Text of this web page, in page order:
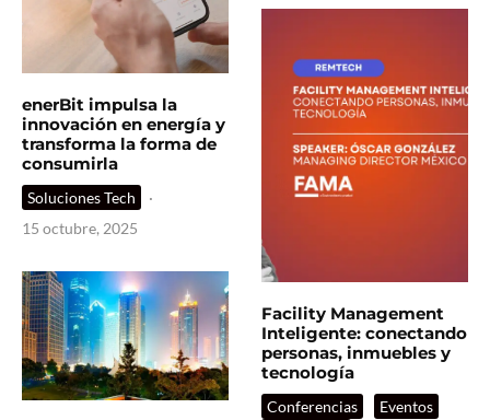
enerBit impulsa la
innovación en energía y
transforma la forma de
consumirla
Soluciones Tech
·
15 octubre, 2025
Facility Management
Inteligente: conectando
personas, inmuebles y
tecnología
Conferencias
Eventos